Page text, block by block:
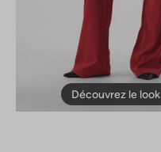
Découvrez le look